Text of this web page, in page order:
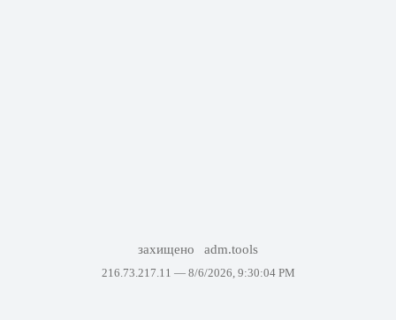
захищено adm.tools
216.73.217.11 — 8/6/2026, 9:30:04 PM